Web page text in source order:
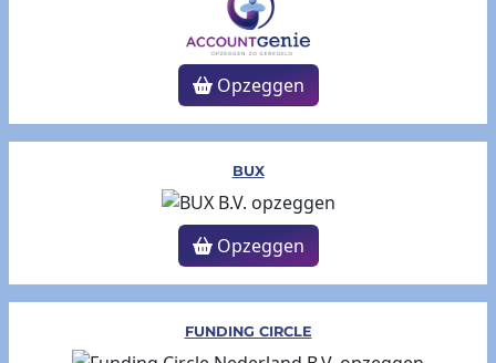
Opzeggen
BUX
Opzeggen
FUNDING CIRCLE